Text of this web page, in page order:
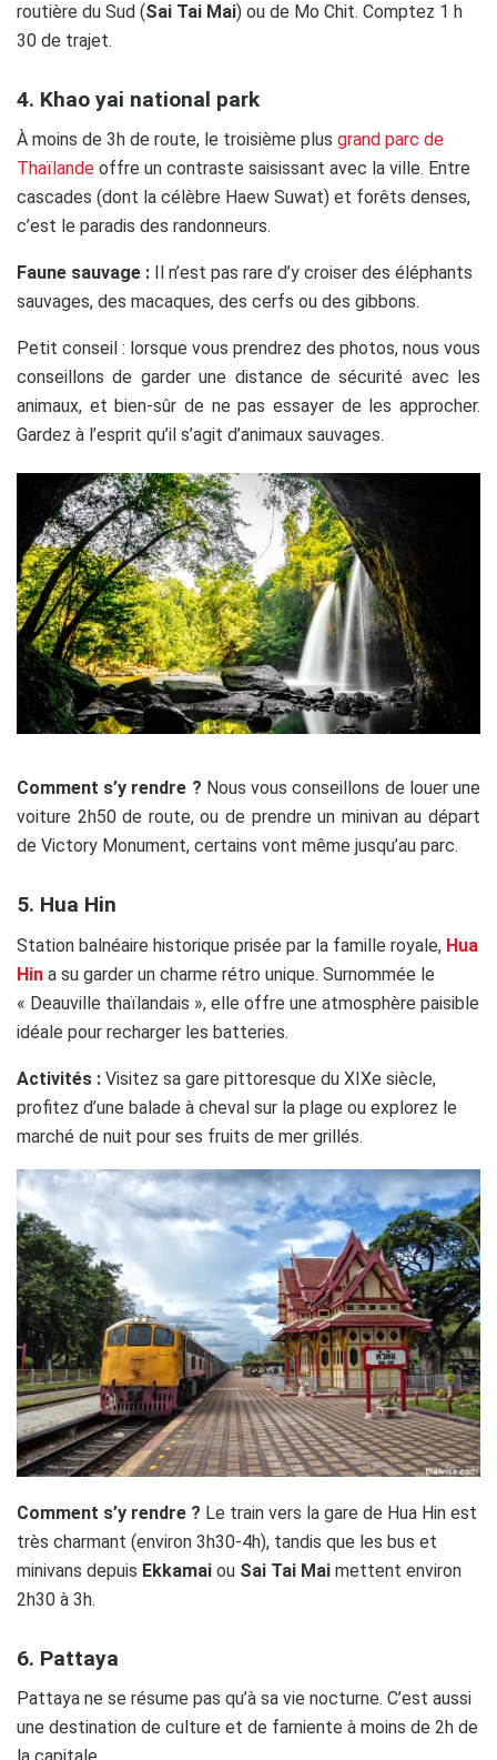
routière du Sud (Sai Tai Mai) ou de Mo Chit. Comptez 1 h
30 de trajet.
4. Khao yai national park
À moins de 3h de route, le troisième plus grand parc de
Thaïlande offre un contraste saisissant avec la ville. Entre
cascades (dont la célèbre Haew Suwat) et forêts denses,
c’est le paradis des randonneurs.
Faune sauvage : Il n’est pas rare d’y croiser des éléphants
sauvages, des macaques, des cerfs ou des gibbons.
Petit conseil : lorsque vous prendrez des photos, nous vous
conseillons de garder une distance de sécurité avec les
animaux, et bien-sûr de ne pas essayer de les approcher.
Gardez à l’esprit qu’il s’agit d’animaux sauvages.
Comment s’y rendre ? Nous vous conseillons de louer une
voiture 2h50 de route, ou de prendre un minivan au départ
de Victory Monument, certains vont même jusqu’au parc.
5. Hua Hin
Station balnéaire historique prisée par la famille royale, Hua
Hin a su garder un charme rétro unique. Surnommée le
« Deauville thaïlandais », elle offre une atmosphère paisible
idéale pour recharger les batteries.
Activités : Visitez sa gare pittoresque du XIXe siècle,
profitez d’une balade à cheval sur la plage ou explorez le
marché de nuit pour ses fruits de mer grillés.
Comment s’y rendre ? Le train vers la gare de Hua Hin est
très charmant (environ 3h30-4h), tandis que les bus et
minivans depuis Ekkamai ou Sai Tai Mai mettent environ
2h30 à 3h.
6. Pattaya
Pattaya ne se résume pas qu’à sa vie nocturne. C’est aussi
une destination de culture et de farniente à moins de 2h de